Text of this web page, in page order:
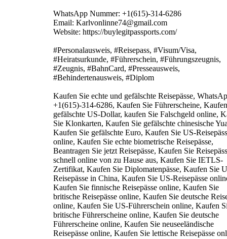
WhatsApp Nummer: +1(615)-314-6286
Email: Karlvonlinne74@gmail.com
Website: https://buylegitpassports.com/
#Personalausweis, #Reisepass, #Visum/Visa,
#Heiratsurkunde, #Führerschein, #Führungszeugnis,
#Zeugnis, #BahnCard, #Presseausweis,
#Behindertenausweis, #Diplom
Kaufen Sie echte und gefälschte Reisepässe,
+1(615)-314-6286, Kaufen Sie Führerscheine,
gefälschte US-Dollar, kaufen Sie Falschgeld online,
Sie Klonkarten, Kaufen Sie gefälschte chinesische
Kaufen Sie gefälschte Euro, Kaufen Sie US-
online, Kaufen Sie echte biometrische Reisepässe,
Beantragen Sie jetzt Reisepässe, Kaufen Sie
schnell online von zu Hause aus, Kaufen Sie IETLS-
Zertifikat, Kaufen Sie Diplomatenpässe, Kaufen Sie
Reisepässe in China, Kaufen Sie US-Reisepässe
Kaufen Sie finnische Reisepässe online, Kaufen Sie
britische Reisepässe online, Kaufen Sie deutsche
online, Kaufen Sie US-Führerschein online, Kaufen
britische Führerscheine online, Kaufen Sie deutsche
Führerscheine online, Kaufen Sie neuseeländische
Reisepässe online, Kaufen Sie lettische Reisepässe